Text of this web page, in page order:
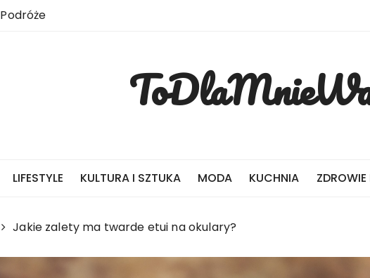
Podróże
LIFESTYLE KULTURA I SZTUKA MODA KUCHNIA
Jakie zalety ma twarde etui na okulary?